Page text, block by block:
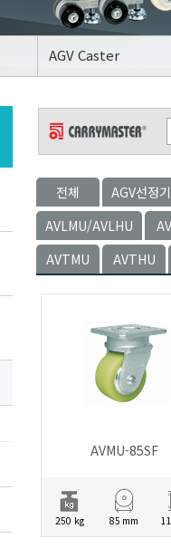
AGV Caster
ALUMINUM
PROFILE
LEVELLING FOOT
AGV Caster
CASTER
LEVELLING FOOT
전체 AGV선정
AVLMU/AVLHU
AVTMU
AVTHU
AVMU-85SF
250 kg 85 mm